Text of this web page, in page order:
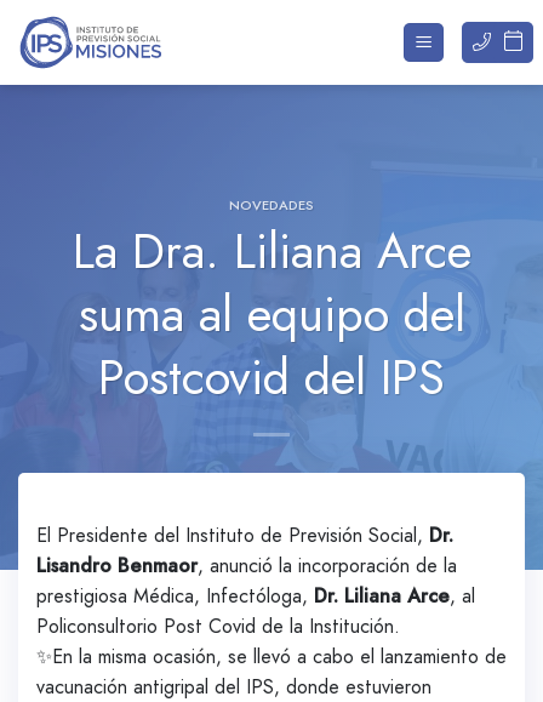
Saltar
contenido
NOVEDADES
La Dra. Liliana Arce
suma al equipo del
Postcovid del IPS
El Presidente del Instituto de Previsión Social, Dr.
Lisandro Benmaor, anunció la incorporación de la
prestigiosa Médica, Infectóloga, Dr. Liliana Arce, al
Policonsultorio Post Covid de la Institución.
✨En la misma ocasión, se llevó a cabo el lanzamiento de
vacunación antigripal del IPS, donde estuvieron